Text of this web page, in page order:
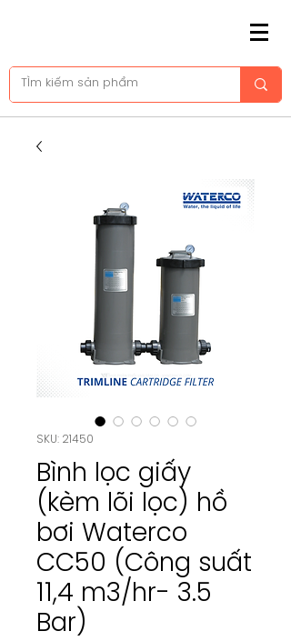
SKU: 21450
Bình lọc giấy
(kèm lõi lọc) hồ
bơi Waterco
CC50 (Công suất
11,4 m3/hr- 3.5
Bar)